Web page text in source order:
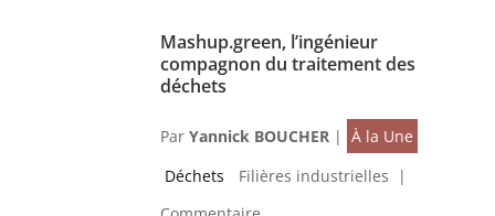
Mashup.green, l’ingénieur
compagnon du traitement des
déchets
Par Yannick BOUCHER| À la Une
Déchets
Filières industrielles
|